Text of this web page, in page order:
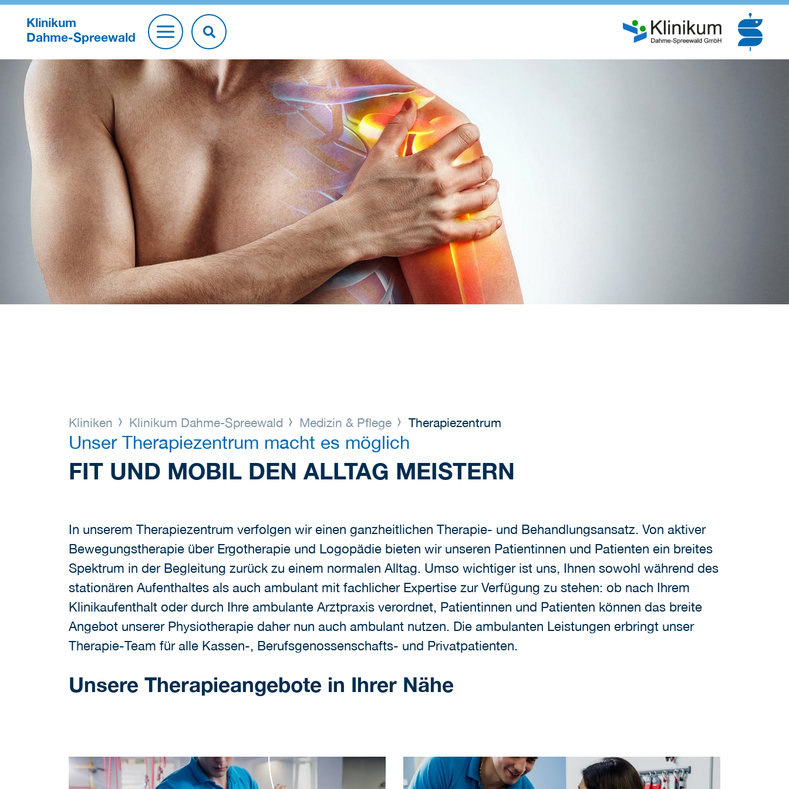
Klinikum
Dahme-Spreewald
Kliniken Klinikum Dahme-Spreewald Medizin & Pflege Therapiezentrum
Unser Therapiezentrum macht es möglich
FIT UND MOBIL DEN ALLTAG MEISTERN
In unserem Therapiezentrum verfolgen wir einen ganzheitlichen Therapie- und Behandlungsansatz. Von aktiver
Bewegungstherapie über Ergotherapie und Logopädie bieten wir unseren Patientinnen und Patienten ein breites
Spektrum in der Begleitung zurück zu einem normalen Alltag. Umso wichtiger ist uns, Ihnen sowohl während des
stationären Aufenthaltes als auch ambulant mit fachlicher Expertise zur Verfügung zu stehen: ob nach Ihrem
Klinikaufenthalt oder durch Ihre ambulante Arztpraxis verordnet, Patientinnen und Patienten können das breite
Angebot unserer Physiotherapie daher nun auch ambulant nutzen. Die ambulanten Leistungen erbringt unser
Therapie-Team für alle Kassen-, Berufsgenossenschafts- und Privatpatienten.
Unsere Therapieangebote in Ihrer Nähe